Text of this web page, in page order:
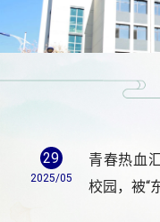
29
2025/05
青春热血
校园，被“